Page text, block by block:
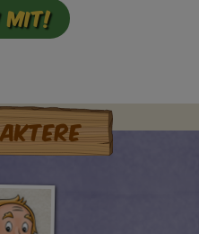
mit!